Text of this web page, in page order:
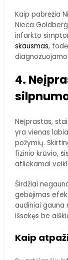
Kaip pabrėžia
Nieca
infarkto
skausmas,
4.
Neįprastas,
yra vienas
požymių.
fizinio krūvio, šis
atliekamai
Širdžiai
gebėjimas
audiniai gauna
išsekęs be
Kaip